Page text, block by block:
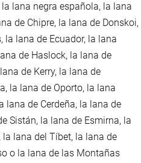
lana negra española, la lana
de Chipre, la lana de Donskoi,
la lana de Ecuador, la lana
de Haslock, la lana de
de Kerry, la lana de
la lana de Oporto, la lana
lana de Cerdeña, la lana de
Sistán, la lana de Esmirna, la
la lana del Tíbet, la lana de
o la lana de las Montañas